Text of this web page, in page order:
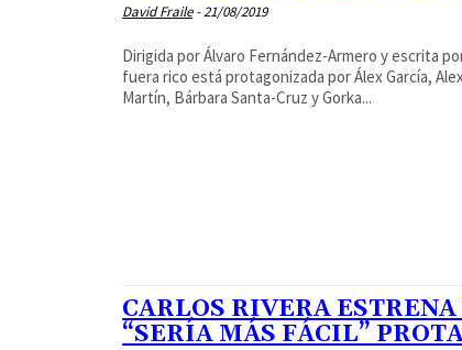
David Fraile -21/08/2019
Dirigida por Álvaro Fernández-Armero y escrita
fuera rico está protagonizada por Álex García,
Martín, Bárbara Santa-Cruz y Gorka...
CARLOS RIVERA
“SERÍA MÁS FÁCIL”